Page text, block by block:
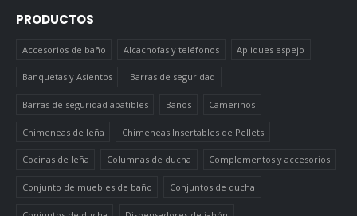
PRODUCTOS
Accesorios de baño Alcachofas y teléfonos Apliques espejo
Banquetas y Asientos Barras de seguridad
Barras de seguridad abatibles Baños Camerinos
Chimeneas de leña Chimeneas Insertables de Pellets
Cocinas de leña Columnas de ducha Complementos y accesorios
Conjunto de muebles de baño Conjuntos de ducha